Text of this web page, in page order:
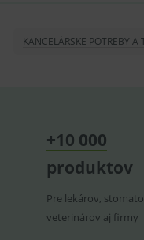
KANCELÁRSKE POTREBY A
+10 000
produktov
Pre lekárov,
veterinárov aj firmy
ssupp.visits
Název
_gat_UA-
193359858-4
Název
_gcl_au
test_cookie